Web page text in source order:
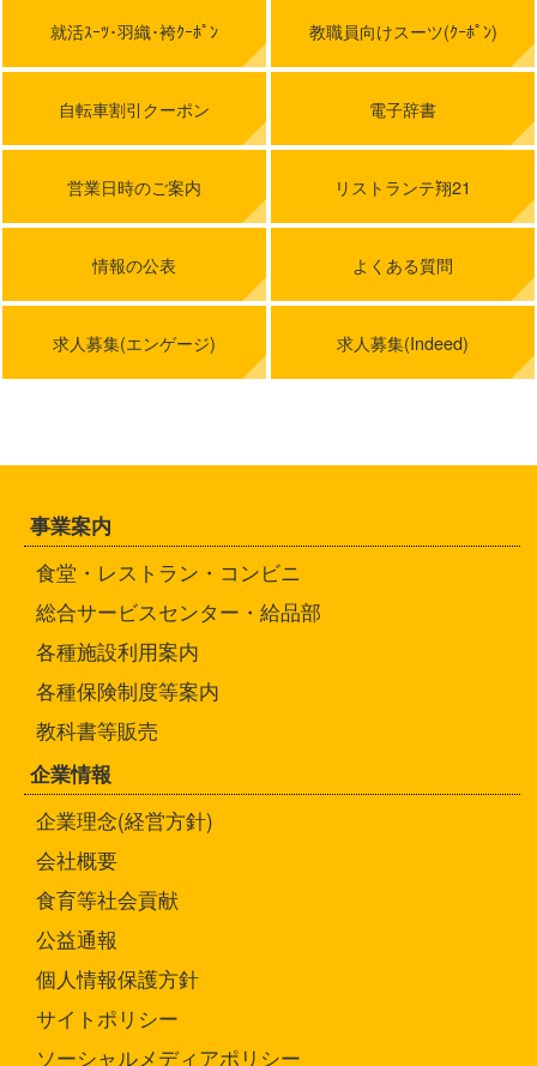
就活ｽｰﾂ･羽織･袴ｸｰﾎﾟﾝ 教職員向けスーツ(ｸｰﾎﾟﾝ)
自転車割引クーポン 電子辞書
営業日時のご案内 リストランテ翔21
情報の公表 よくある質問
求人募集(エンゲージ) 求人募集(Indeed)
事業案内
食堂・レストラン・コンビニ
総合サービスセンター・給品部
各種施設利用案内
各種保険制度等案内
教科書等販売
企業情報
企業理念(経営方針)
会社概要
食育等社会貢献
公益通報
個人情報保護方針
サイトポリシー
ソーシャルメディアポリシー